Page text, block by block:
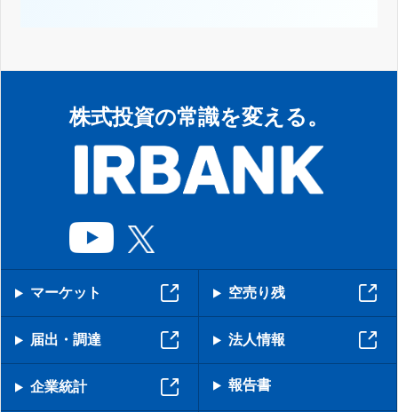
株式投資の常識を変える。
マーケット 空売り残
届出・調達 法人情報
企業統計 報告書